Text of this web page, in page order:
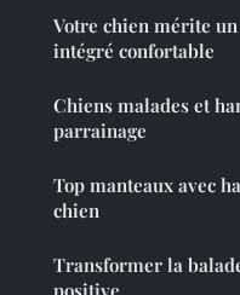
Votre chien mérite
intégré confortable
Chiens malades et
parrainage
Top manteaux avec
chien
Transformer la
positive